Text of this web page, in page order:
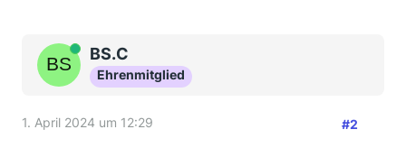
OnlineBS.C
Ehrenmitglied
1. April 2024 um 12:29 #2